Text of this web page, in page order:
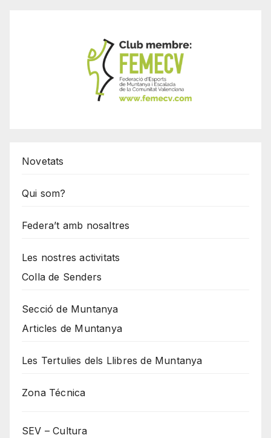
Novetats
Qui som?
Federa’t amb nosaltres
Les nostres activitats
Colla de Senders
Secció de Muntanya
Articles de Muntanya
Les Tertulies dels Llibres de Muntanya
Zona Técnica
SEV – Cultura